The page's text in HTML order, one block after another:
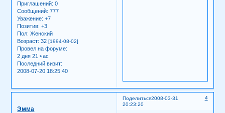
Приглашений: 0
Сообщений: 777
Уважение: +7
Позитив: +3
Пол: Женский
Возраст: 32[1994-08-02]
Провел на форуме:
2 дня 21 час
Последний визит:
2008-07-20 18:25:40
Поделиться 4
2008-03-31
20:23:20
Эмма